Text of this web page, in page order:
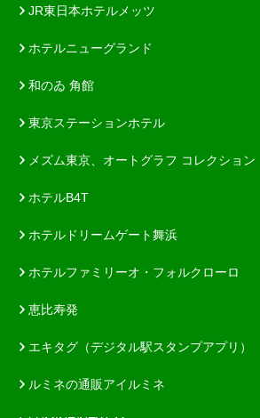
JR東日本ホテルメッツ
ホテルニューグランド
和のゐ 角館
東京ステーションホテル
メズム東京、オートグラフ コレクション
ホテルB4T
ホテルドリームゲート舞浜
ホテルファミリーオ・フォルクローロ
恵比寿発
エキタグ（デジタル駅スタンプアプリ）
ルミネの通販アイルミネ